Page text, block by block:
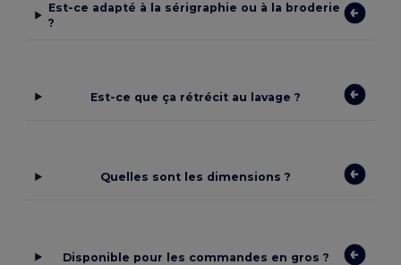
Est-ce adapté à la sérigraphie ou à la broderie
?
Est-ce que ça rétrécit au lavage ?
Quelles sont les dimensions ?
Disponible pour les commandes en gros ?